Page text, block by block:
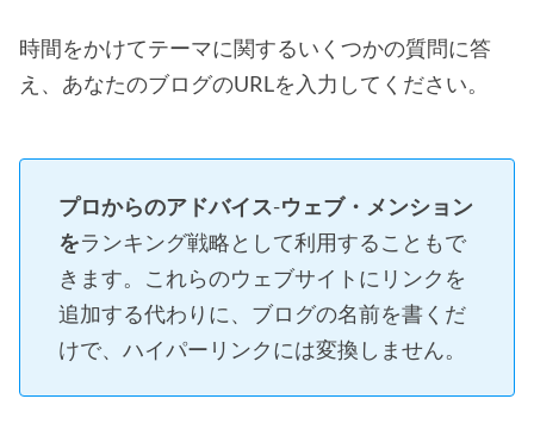
時間をかけてテーマに関するいくつかの質問に答
え、あなたのブログのURLを入力してください。
プロからのアドバイス-ウェブ・メンション
をランキング戦略として利用することもで
きます。これらのウェブサイトにリンクを
追加する代わりに、ブログの名前を書くだ
けで、ハイパーリンクには変換しません。